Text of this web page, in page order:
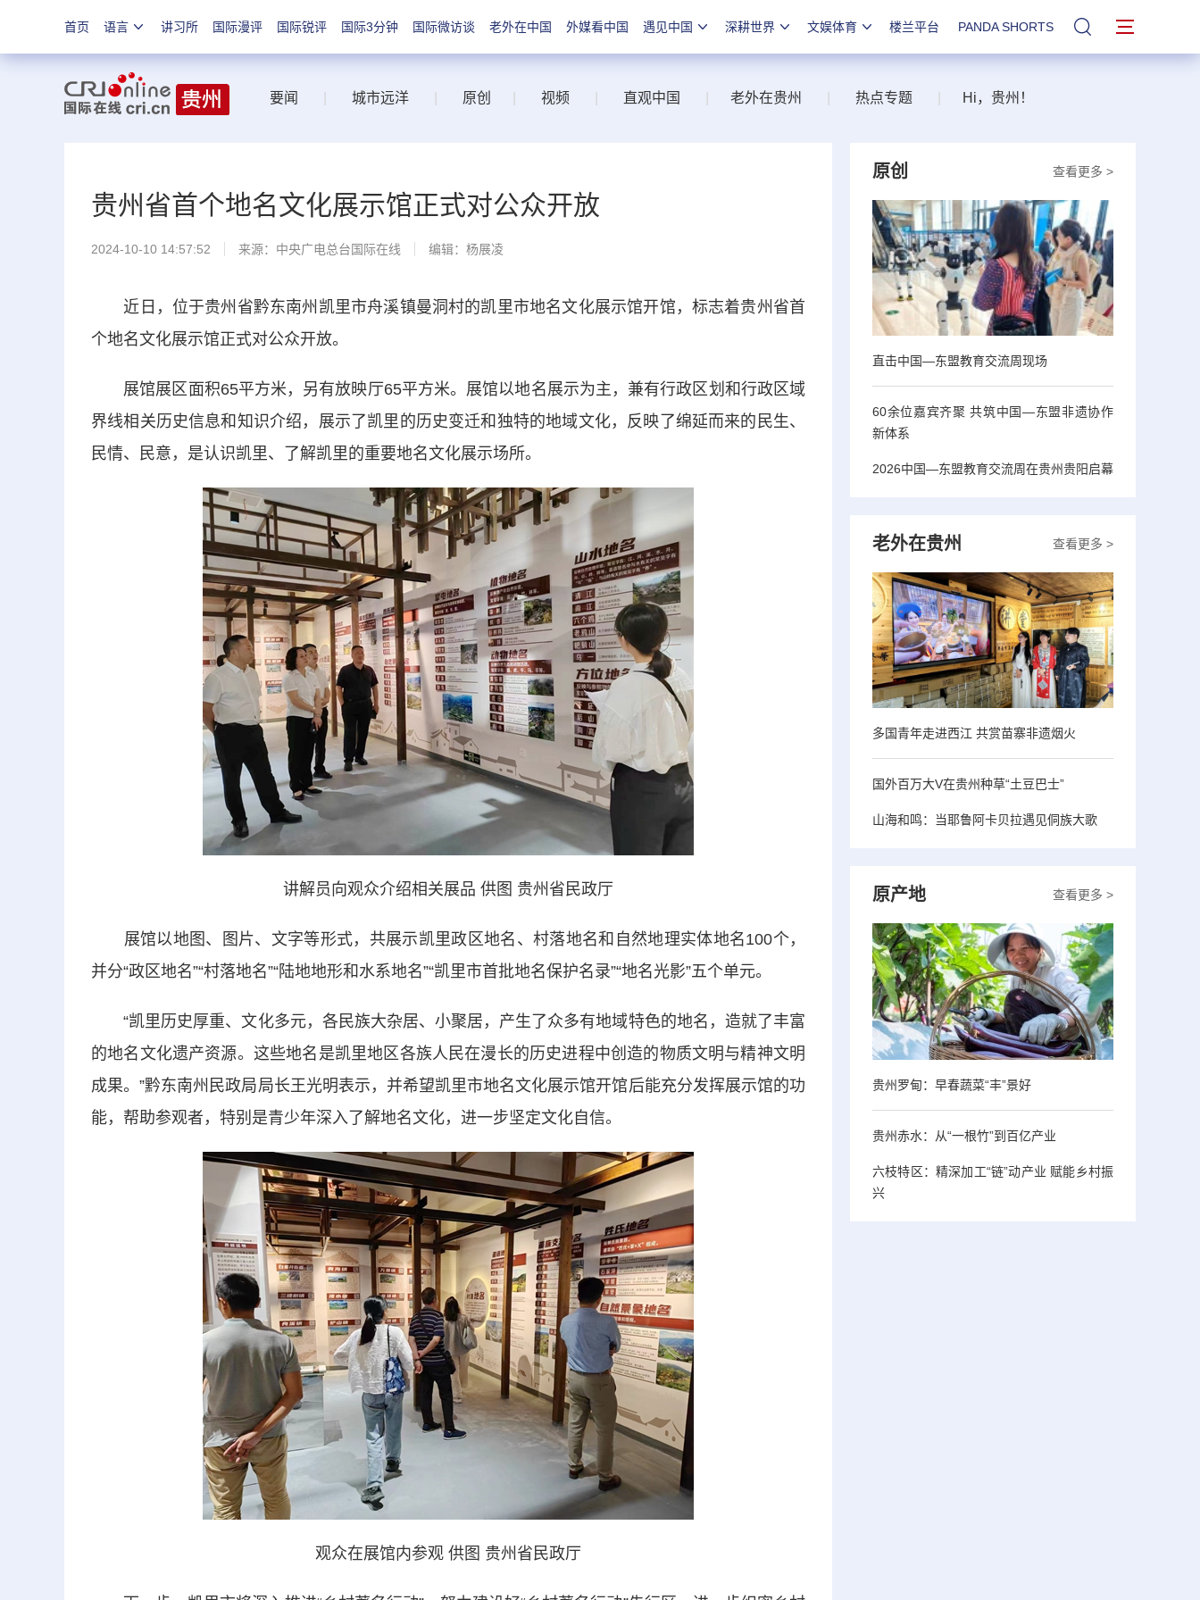
首页 语言 讲习所 国际漫评 国际锐评 国际3分钟 国际微访谈 老外在中国 外媒看中国 遇见中国 深耕世界 文娱体育 楼兰平台 PANDA SHORTS 站内搜索
要闻 城市远洋 原创 视频 直观中国 老外在贵州 热点专题 Hi，贵州！
贵州省首个地名文化展示馆正式对公众开放
2024-10-10 14:57:52 来源：中央广电总台国际在线 编辑：杨展凌
近日，位于贵州省黔东南州凯里市舟溪镇曼洞村的凯里市地名文化展示馆开馆，标志着贵州省首
个地名文化展示馆正式对公众开放。
展馆展区面积65平方米，另有放映厅65平方米。展馆以地名展示为主，兼有行政区划和行政区域
界线相关历史信息和知识介绍，展示了凯里的历史变迁和独特的地域文化，反映了绵延而来的民生、
民情、民意，是认识凯里、了解凯里的重要地名文化展示场所。
讲解员向观众介绍相关展品 供图 贵州省民政厅
展馆以地图、图片、文字等形式，共展示凯里政区地名、村落地名和自然地理实体地名100个，
并分“政区地名”“村落地名”“陆地地形和水系地名”“凯里市首批地名保护名录”“地名光影”五个单元。
“凯里历史厚重、文化多元，各民族大杂居、小聚居，产生了众多有地域特色的地名，造就了丰富
的地名文化遗产资源。这些地名是凯里地区各族人民在漫长的历史进程中创造的物质文明与精神文明
成果。”黔东南州民政局局长王光明表示，并希望凯里市地名文化展示馆开馆后能充分发挥展示馆的功
能，帮助参观者，特别是青少年深入了解地名文化，进一步坚定文化自信。
观众在展馆内参观 供图 贵州省民政厅
查看更多 >
原创
直击中国—东盟教育交流周现场
60余位嘉宾齐聚 共筑中国—东盟非遗协作
新体系
2026中国—东盟教育交流周在贵州贵阳启幕
查看更多 >
老外在贵州
多国青年走进西江 共赏苗寨非遗烟火
国外百万大V在贵州种草“土豆巴士”
山海和鸣：当耶鲁阿卡贝拉遇见侗族大歌
查看更多 >
原产地
贵州罗甸：早春蔬菜“丰”景好
贵州赤水：从“一根竹”到百亿产业
六枝特区：精深加工“链”动产业 赋能乡村振
兴